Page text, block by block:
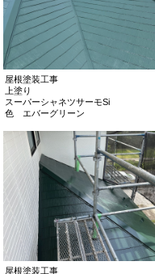
屋根塗装工事
上塗り
スーパーシャネツサーモSi
色 エバーグリーン
屋根塗装工事